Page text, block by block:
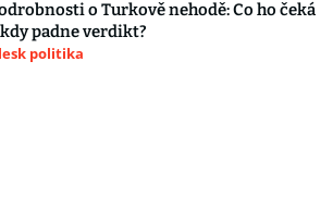
o Turkově nehodě: Co ho čeká
padne verdikt?
politika